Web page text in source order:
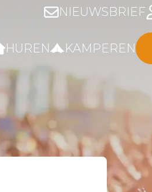
NIEUWSBRIEF
HUREN KAMPEREN